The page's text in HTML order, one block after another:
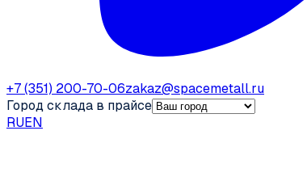
+7 (351) 200-70-06zakaz@spacemetall.ru
Город склада в прайсе
RUEN